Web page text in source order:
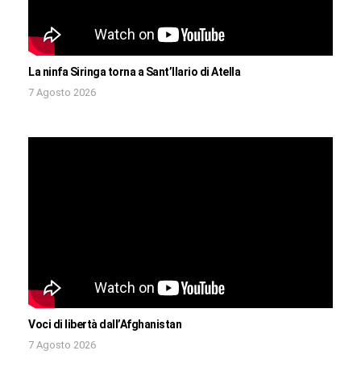
La ninfa Siringa torna a Sant’Ilario di Atella
7 Agosto 2026
Voci di libertà dall’Afghanistan
7 Agosto 2026